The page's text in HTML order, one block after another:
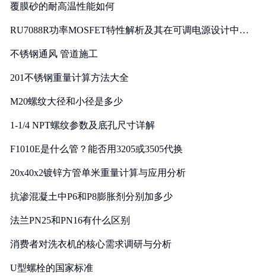
覆膜砂的耐高温性能如何
RU7088R功率MOSFET特性解析及其在可调电源设计中的
不锈钢通风 管道施工
201不锈钢重量计算方法大全
M20螺纹大径和小径是多少
1-1/4 NPT螺纹参数及底孔尺寸详解
F1010E是什么管？能否用3205或3505代换
20x40x2镀锌方管单米重量计算与应用分析
抗渗混凝土中P6和P8膨胀剂分别加多少
法兰PN25和PN16有什么区别
消费者对洗衣机的核心需求调研与分析
U型螺栓的国家标准